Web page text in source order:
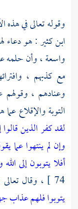
وقوله تعالى في هذه
ابن كثير: هو دعاء
واسعة ، وأن حلمه
مع كذبهم ،
وعنادهم ، وقولهم
التوبة والإقلاع
لقد كفر الذين
وإن لم ينتهوا عما
أفلا يتوبون إلى
74 ] ، وقال تعالى :
يتوبوا فلهم عذاب